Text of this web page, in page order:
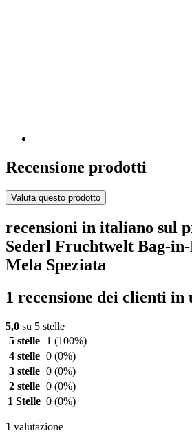
Recensione prodotti
Valuta questo prodotto
recensioni in italiano sul
Sederl Fruchtwelt Bag-
Mela Speziata
1 recensione dei clienti
5,0 su 5 stelle
5 stelle
1 (100%)
4 stelle 0 (0%)
3 stelle 0 (0%)
2 stelle 0 (0%)
1 Stelle 0 (0%)
1 valutazione